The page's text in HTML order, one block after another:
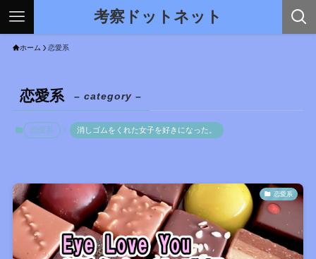
考察ドットネット
ホーム 恋愛系
恋愛系 – category –
恋愛系 消しゴムをくれた女子を好きになった。
恋愛系